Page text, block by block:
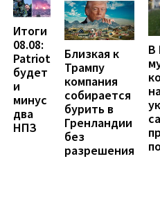
Итоги
08.08:
Patriot
будет
и
минус
два
НПЗ
Близкая к
Трампу
компания
собирается
бурить в
Гренландии
без
разрешения
В